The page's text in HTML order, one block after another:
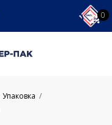
0
Упаковка /